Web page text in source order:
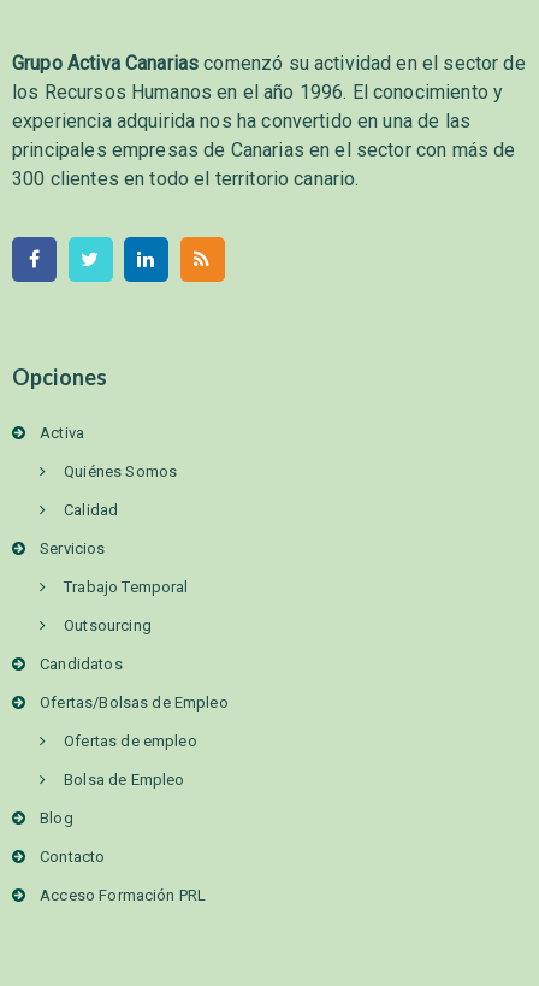
Grupo Activa Canarias comenzó su actividad en el sector de
los Recursos Humanos en el año 1996. El conocimiento y
experiencia adquirida nos ha convertido en una de las
principales empresas de Canarias en el sector con más de
300 clientes en todo el territorio canario.
Opciones
Activa
Quiénes Somos
Calidad
Servicios
Trabajo Temporal
Outsourcing
Candidatos
Ofertas/Bolsas de Empleo
Ofertas de empleo
Bolsa de Empleo
Blog
Contacto
Acceso Formación PRL